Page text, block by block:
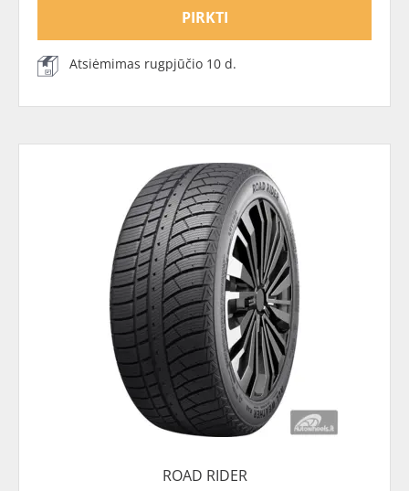
PIRKTI
Atsiėmimas rugpjūčio 10 d.
ROAD RIDER